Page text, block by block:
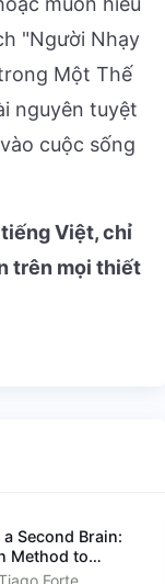
"Người Nhạy
Một Thế
nguyên tuyệt
cuộc sống
Việt, chỉ
trên mọi thiết
Second Brain:
Method to
Your Digital Life
Forte